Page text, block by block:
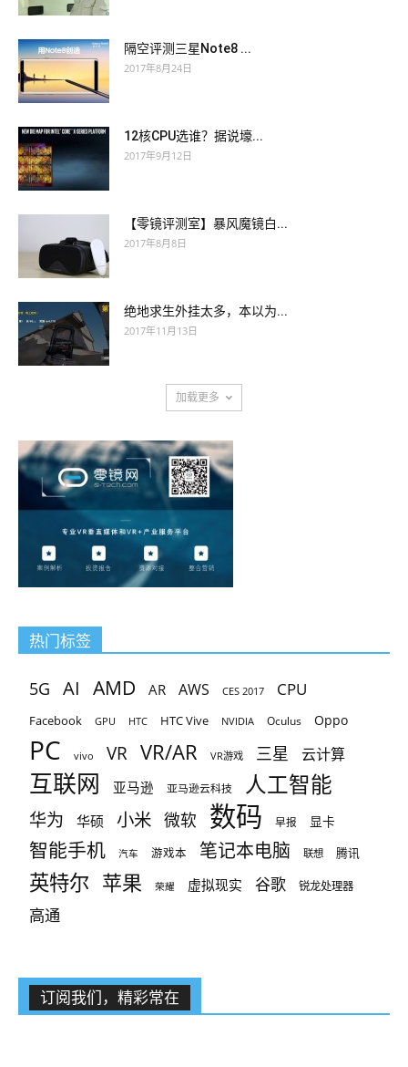
隔空评测三星Note8 ...
2017年8月24日
12核CPU选谁？据说壕...
2017年9月12日
【零镜评测室】暴风魔镜白...
2017年8月8日
绝地求生外挂太多，本以为...
2017年11月13日
加载更多
热门标签
5G AI AMD AR AWS CES 2017 CPU
Facebook GPU HTC HTC Vive NVIDIA Oculus Oppo
PC vivo VR VR/AR VR游戏 三星 云计算
互联网 亚马逊 亚马逊云科技 人工智能
华为 华硕 小米 微软 数码 早报 显卡
智能手机 汽车 游戏本 笔记本电脑 联想 腾讯
英特尔 苹果 荣耀 虚拟现实 谷歌 锐龙处理器
高通
订阅我们，精彩常在